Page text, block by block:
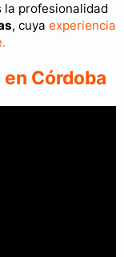
la profesionalidad
, cuya experiencia
Córdoba